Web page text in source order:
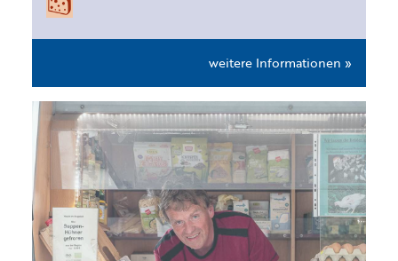
weitere Informationen »